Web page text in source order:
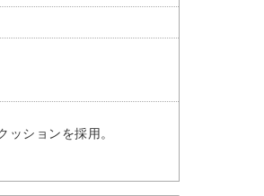
ションを採用。